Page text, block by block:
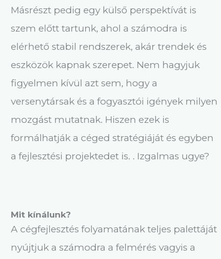
Másrészt pedig egy külső perspektívát is
szem előtt tartunk, ahol a számodra is
elérhető stabil rendszerek, akár trendek és
eszközök kapnak szerepet. Nem hagyjuk
figyelmen kívül azt sem, hogy a
versenytársak és a fogyasztói igények milyen
mozgást mutatnak. Hiszen ezek is
formálhatják a céged stratégiáját és egyben
a fejlesztési projektedet is. . Izgalmas ugye?
Mit kínálunk?
A cégfejlesztés folyamatának teljes palettáját
nyújtjuk a számodra a felmérés vagyis a